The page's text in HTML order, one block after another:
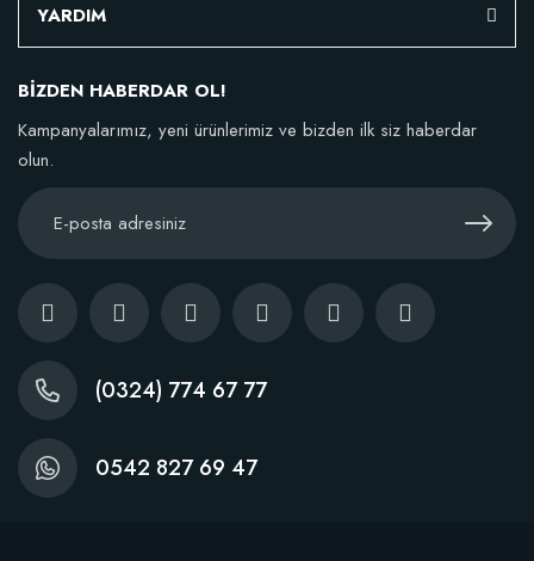
106,81 TL
TÜKENDI
YARDIM
BİZDEN HABERDAR OL!
Kampanyalarımız, yeni ürünlerimiz ve bizden ilk siz haberdar
olun.
(0324) 774 67 77
0542 827 69 47